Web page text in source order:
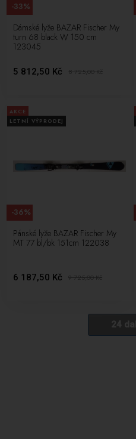
Dámské lyže BAZAR Fischer My
turn 68 black W 150 cm
123045
5 812,50 Kč 8 725,00Kč
-33%
AKCE
LETNÍ VÝPRODEJ
Pánské lyže BAZAR Fischer My
MT 77 bl/bk 151cm 122038
6 187,50 Kč 9 725,00Kč
-36%
24